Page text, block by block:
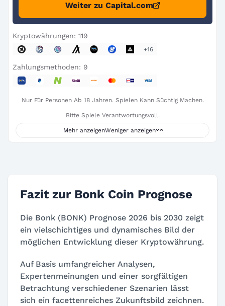
Weiter zu Capital.com
Kryptowährungen: 119
+16
Zahlungsmethoden: 9
Nur Für Personen Ab 18 Jahren. Spielen Kann Süchtig Machen.
Bitte Spiele Verantwortungsvoll.
Mehr anzeigenWeniger anzeigen
Fazit zur Bonk Coin Prognose
Die Bonk (BONK) Prognose 2026 bis 2030 zeigt
ein vielschichtiges und dynamisches Bild der
möglichen Entwicklung dieser Kryptowährung.
Auf Basis umfangreicher Analysen,
Expertenmeinungen und einer sorgfältigen
Betrachtung verschiedener Szenarien lässt
sich ein facettenreiches Zukunftsbild zeichnen.